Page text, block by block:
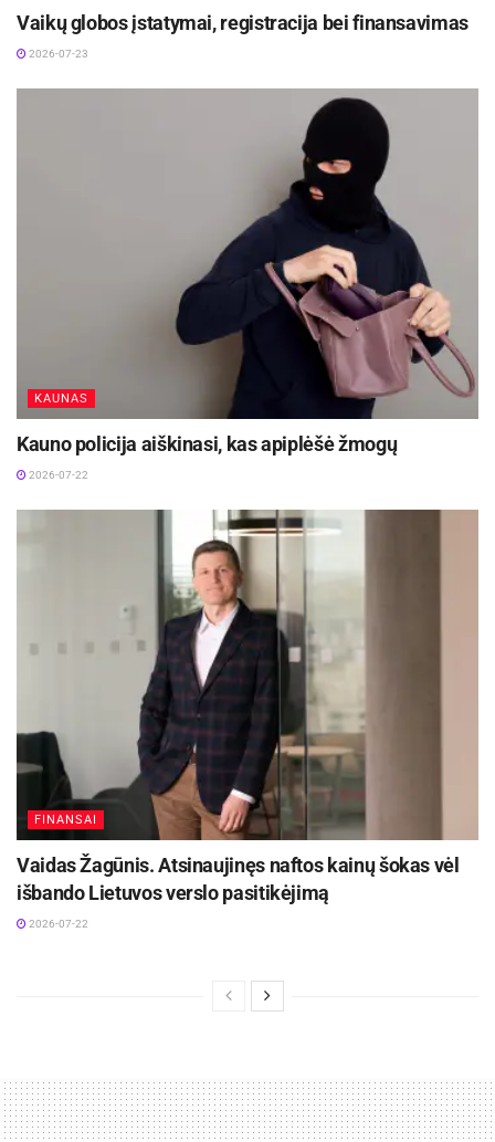
Vaikų globos įstatymai, registracija bei finansavimas
2026-07-23
KAUNAS
Kauno policija aiškinasi, kas apiplėšė žmogų
2026-07-22
FINANSAI
Vaidas Žagūnis. Atsinaujinęs naftos kainų šokas vėl
išbando Lietuvos verslo pasitikėjimą
2026-07-22